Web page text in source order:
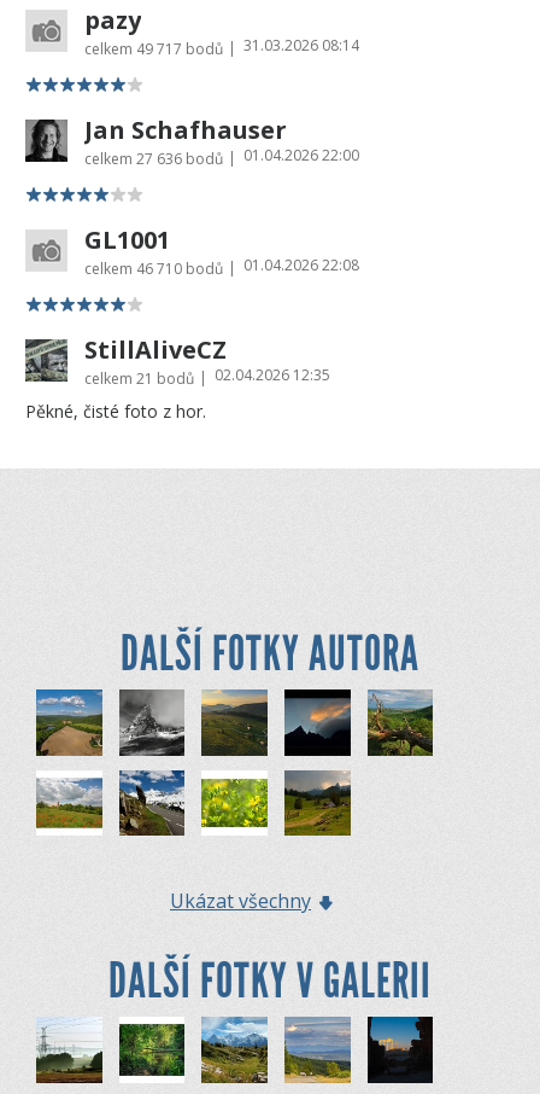
pazy
celkem 49 717 bodů | 31.03.2026 08:14
Jan Schafhauser
celkem 27 636 bodů | 01.04.2026 22:00
GL1001
celkem 46 710 bodů | 01.04.2026 22:08
StillAliveCZ
celkem 21 bodů | 02.04.2026 12:35
Pěkné, čisté foto z hor.
DALŠÍ FOTKY AUTORA
Ukázat všechny
DALŠÍ FOTKY V GALERII